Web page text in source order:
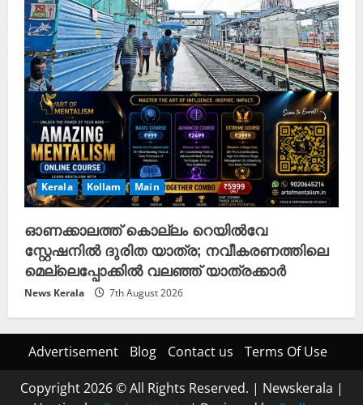
Kerala Kollam Main
ഓണക്കാലത്ത് കൊല്ലം റെയിൽവേ
സ്റ്റേഷനിൽ ദുരിത യാത്ര; നവീകരണത്തിലെ
മെല്ലെപ്പോക്കിൽ വലഞ്ഞ് യാത്രക്കാർ
News Kerala 7th August 2026
Advertisement Blog Contact us Terms Of Use
Copyright 2026 © All Rights Reserved. | Newskerala |